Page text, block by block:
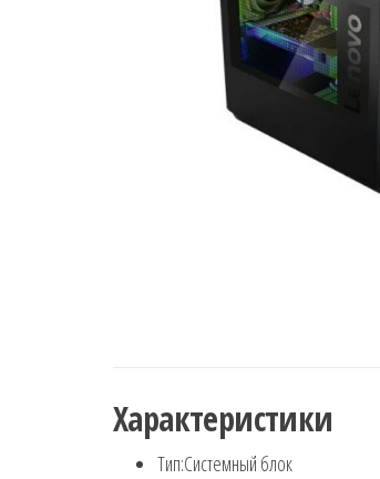
Характеристики
Тип:Системный блок